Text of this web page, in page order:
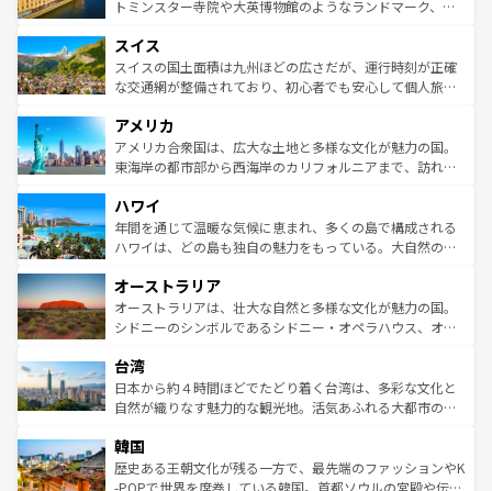
らに、パリ以外の地域にも魅力が溢れており、どの街角に
れる地方に足を運ぶとそれぞれで全く異なる文化を体験で
きるだろう。 なお、新着のフランス情報はコンテンツ一覧
を参照してほしい。
してライン川沿いのワイン畑といった風景は必見。ビール
は、お酒好きな人にはぜひ体験してほしい。 なお、新着の
ドイツ情報はコンテンツ一覧を参照してほしい。
トミンスター寺院や大英博物館のようなランドマーク、歴
リアごとに異なる魅力がある。また、優雅なアフタヌーン
ティー、ビール好きにはたまらない英国パブ、サッカー観
戦など、本場だからこそできる体験も豊富。イギリスを旅
ンツ一覧を参照してほしい。
スイス
スイスの国土面積は九州ほどの広さだが、運行時刻が正確
な交通網が整備されており、初心者でも安心して個人旅行
の建物がそのまま残る町や、スイスならではのユニークな
博物館もあり、アルプス観光だけでなく町歩きも満喫する
ことができる。国民の所得が高いため物価も高いが、旅行
ば市内交通費無料で観光を楽しむこともできる。 なお、新
着のスイス情報はコンテンツ一覧 を参照してほしい。
アメリカ
アメリカ合衆国は、広大な土地と多様な文化が魅力の国。
東海岸の都市部から西海岸のカリフォルニアまで、訪れる
のような巨大都市は、観光、ショッピング、エンターテイ
ンメントが詰まった刺激的なスポットだ。一方、アメリカ
西部には大自然が広がり、グランドキャニオンやイエロー
部のニューオーリンズでは、音楽と美食が融合した独特の
文化が魅力。旅行者はアメリカの各地域で異なる魅力を楽
しみながら、その多様性と豊かな歴史を感じることができ
ならではの贅沢な旅のスタイルだ。 なお、新着のアメリカ
情報はコンテンツ一覧を参照してほしい。
ハワイ
年間を通じて温暖な気候に恵まれ、多くの島で構成される
ハワイは、どの島も独自の魅力をもっている。大自然の神
ワイ島は見逃せない。また、定番の観光地といえばオアフ
島だが、静かな自然を求めるならマウイ島やカウアイ島が
おすすめ。エメラルドグリーンに輝く海をはじめ、豊かな
れるおもてなしの心で訪れる人々を迎えてくれるハワイの
人々、おいしいローカルフードやハワイアンミュージッ
ク、伝統的なフラダンスなど、すべてがハワイの魅力を彩
ワイを、存分に味わってほしい。 なお、新着のハワイ情報
はコンテンツ一覧を参照してほしい。
オーストラリア
オーストラリアは、壮大な自然と多様な文化が魅力の国。
シドニーのシンボルであるシドニー・オペラハウス、オー
リアリーフや大陸中央部にそびえるウルル（エアーズロッ
ク）、タスマニアの美しい原生林やケアンズの熱帯雨林な
ど、見どころがたくさん。また、カフェやワイン、オージ
いる。アクティビティも充実しており、サーフィンやダイ
ビング、ハイキングなど、アウトドア好きにはたまらな
い。オーストラリアの多彩な魅力を存分に味わいつくそ
台湾
日本から約４時間ほどでたどり着く台湾は、多彩な文化と
自然が織りなす魅力的な観光地。活気あふれる大都市の台
ン）、静ひつな山岳地帯である台湾東部など、都市の喧騒
と山間の静けさが共存しており、訪れる人に新しい発見と
驚きをもたらしてくれる。また、奥深い台湾の食文化も魅
韓国
歴史ある王朝文化が残る一方で、最先端のファッションやK
-POPで世界を席巻している韓国。首都ソウルの宮殿や伝統